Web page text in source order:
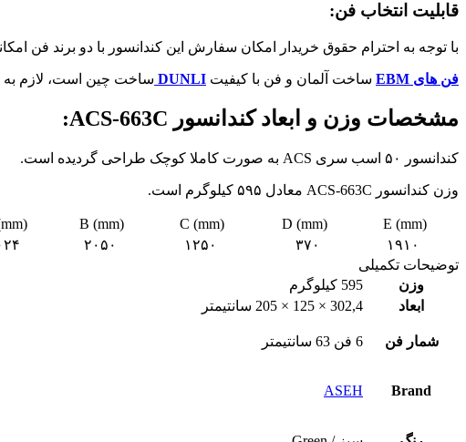
قابلیت انتخاب فن:
با توجه به احترام حقوق خریدار امکان سفارش این کندانسور با دو برند فن
فن های EBM ساخت آلمان و فن با کیفیت DUNLI ساخت چین است، لازم به
مشخصات وزن و ابعاد کندانسور ACS- 663C:
کندانسور ۵۰ اسب سری ACS به صورت کاملا کوچک طراحی گردیده است.
وزن کندانسور ACS-663C معادل ۵۹۵ کیلوگرم است.
توضیحات تکمیلی
وزن
595 کیلوگرم
ابعاد
302,4 × 125 × 205 سانتیمتر
شمار فن 6 فن 63 سانتیمتر
Brand
ASEH